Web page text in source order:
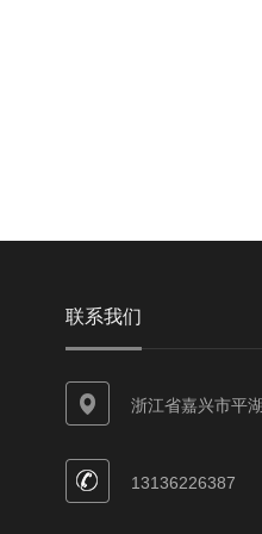
联系我们
浙江省嘉兴市平
13136226387